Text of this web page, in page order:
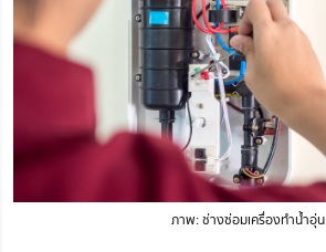
ภาพ: ช่างซ่อมเครื่องทำน้ำอุ่น